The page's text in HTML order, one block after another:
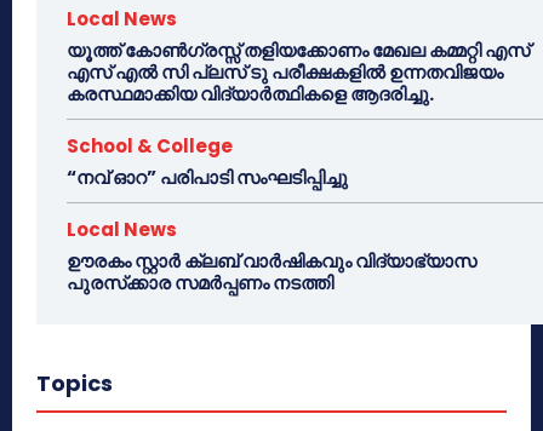
Local News
യൂത്ത് കോൺഗ്രസ്സ് തളിയക്കോണം മേഖല കമ്മറ്റി എസ്
എസ് എൽ സി പ്ലസ് ടു പരീക്ഷകളിൽ ഉന്നതവിജയം
കരസ്ഥമാക്കിയ വിദ്യാർത്ഥികളെ ആദരിച്ചു.
School & College
“നവ് ഓറ” പരിപാടി സംഘടിപ്പിച്ചു
Local News
ഊരകം സ്റ്റാർ ക്ലബ് വാർഷികവും വിദ്യാഭ്യാസ
പുരസ്‌ക്കാര സമർപ്പണം നടത്തി
Topics